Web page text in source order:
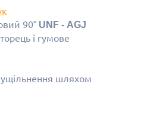
90° UNF - AGJ
і гумове
ущільнення шляхом